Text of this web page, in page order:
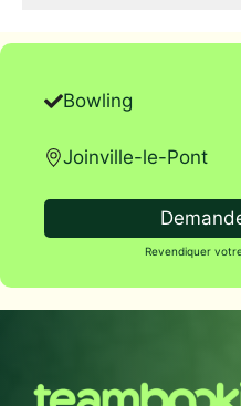
Bowling
Joinville-le-Pont
Revendiquer